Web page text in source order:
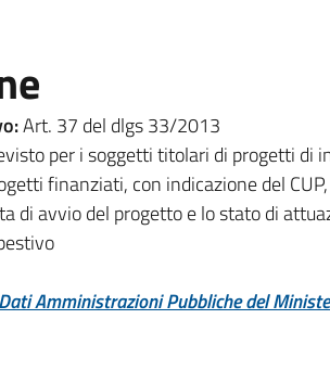
Art. 37 del dlgs 33/2013
per i soggetti titolari di progetti di
finanziati, con indicazione del
di avvio del progetto e lo stato di
Amministrazioni Pubbliche del